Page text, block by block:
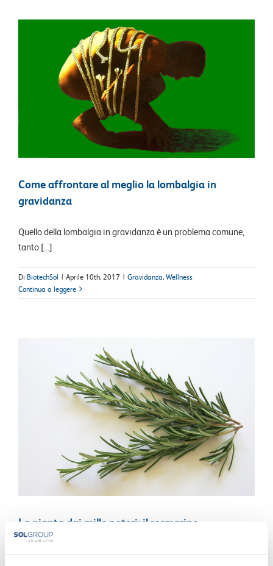
Come affrontare al meglio la lombalgia in
gravidanza
Quello della lombalgia in gravidanza è un problema comune,
tanto [...]
Di BiotechSol | Aprile 10th, 2017 | Gravidanza,Wellness
Continua a leggere
La pianta dai mille poteri: il rosmarino
Il rosmarino è una pianta aromatica dalla straordinaria